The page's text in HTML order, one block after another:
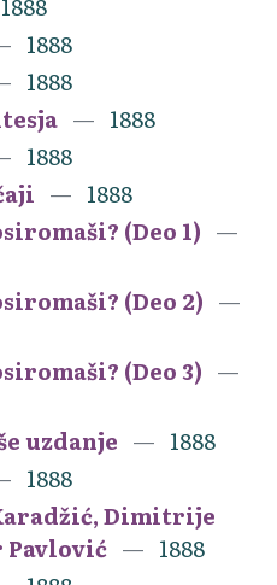
1888
1888
1888
1888
1888
(Deo 1)
(Deo 2)
(Deo 3)
uzdanje
1888
1888
Dimitrije
Pavlović
1888